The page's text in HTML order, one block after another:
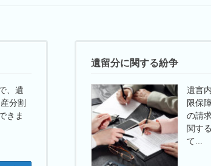
、遺
分割
きま
遺留分に関する紛争
遺言
限保
の請
関す
て...